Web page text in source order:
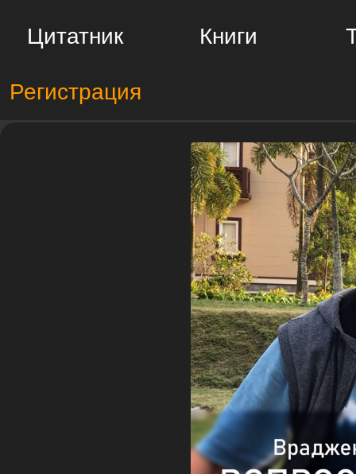
Цитатник Книги
Регистрация